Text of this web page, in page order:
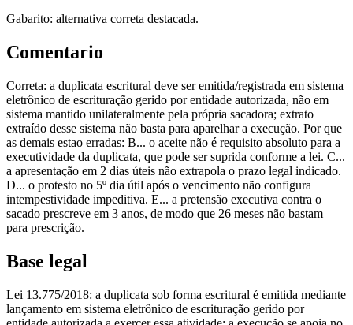
Gabarito: alternativa correta destacada.
Comentario
Correta: a duplicata escritural deve ser emitida/registrada em sistema
eletrônico de escrituração gerido por entidade autorizada, não em
sistema mantido unilateralmente pela própria sacadora; extrato
extraído desse sistema não basta para aparelhar a execução. Por que
as demais estao erradas: B... o aceite não é requisito absoluto para a
executividade da duplicata, que pode ser suprida conforme a lei. C...
a apresentação em 2 dias úteis não extrapola o prazo legal indicado.
D... o protesto no 5º dia útil após o vencimento não configura
intempestividade impeditiva. E... a pretensão executiva contra o
sacado prescreve em 3 anos, de modo que 26 meses não bastam
para prescrição.
Base legal
Lei 13.775/2018: a duplicata sob forma escritural é emitida mediante
lançamento em sistema eletrônico de escrituração gerido por